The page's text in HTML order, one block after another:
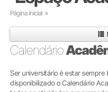
Graduação
Pós-graduação
Página Inicial »
Calendário
Ser universitário é estar sempre
disponibilizado o Calendário